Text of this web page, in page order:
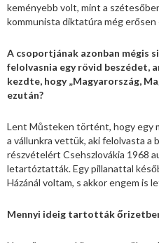
keményebb volt, mint a
kommunista diktatúra még
A csoportjának azonban mégis
felolvasnia egy rövid beszédet,
kezdte, hogy „Magyarország,
ezután?
Lent Můsteken történt, hogy egy
a vállunkra vettük, aki felolvasta a
részvételért Csehszlovákia 1968
letartóztatták. Egy pillanattal
Házánál voltam, s akkor engem is
Mennyi ideig tartották